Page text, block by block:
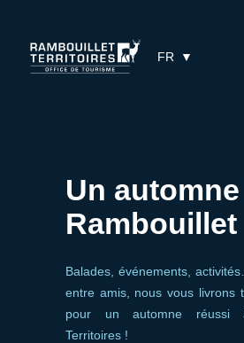
FR
Un
Rambouillet
Balades, événements,
entre amis, nous vous livrons
pour un automne réussi
Territoires !